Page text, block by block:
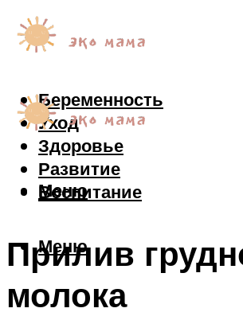
Беременность
Уход
Здоровье
Развитие
Воспитание
Меню
Меню
Прилив
молока